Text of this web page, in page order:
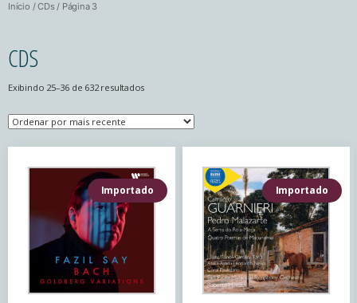
Início /CDs/ Página 3
CDS
Exibindo 25–36 de 632 resultadosClassificado
mais
Importado Importado